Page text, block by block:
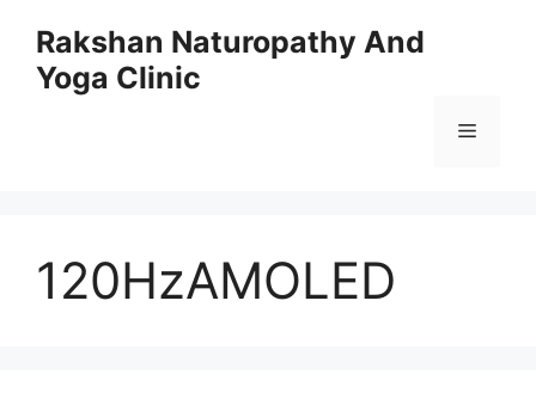
content
Rakshan Naturopathy And
Yoga Clinic
Menu
120HzAMOLED